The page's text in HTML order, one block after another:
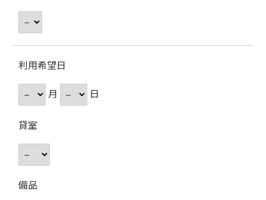
利用希望日
月
日
貸室
備品